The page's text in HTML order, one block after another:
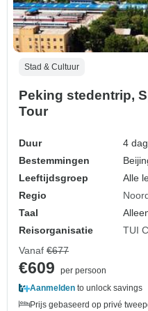
Stad & Cultuur
Peking stedentrip,
Tour
Duur
4
Bestemmingen
Leeftijdsgroep
Alle
Regio
Taal
Reisorganisatie
TUI
Vanaf €677
€609
per persoon
Aanmelden to unlock savings
Prijs gebaseerd op privé